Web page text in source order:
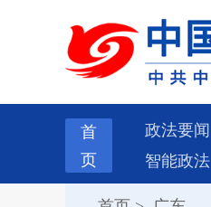
首
页
政法要闻
智能政法